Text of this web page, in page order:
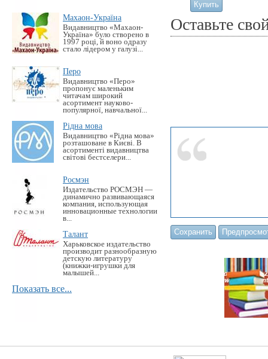
Махаон-Україна
Видавництво «Махаон-
Україна» було створено в
1997 році, й воно одразу
стало лідером у галузі...
Перо
Видавництво «Перо»
пропонує маленьким
читачам широкий
асортимент науково-
популярної, навчальної...
Рідна мова
Видавництво «Рідна мова»
розташоване в Києві. В
асортименті видавництва
світові бестселери...
Росмэн
Издательство РОСМЭН —
динамично развивающаяся
компания, использующая
инновационные технологии
в...
Талант
Харьковское издательство
производит разнообразную
детскую литературу
(книжки-игрушки для
малышей...
Показать все...
Оставьте